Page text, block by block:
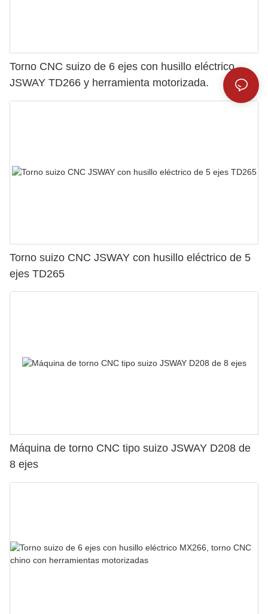
Torno CNC suizo de 6 ejes con husillo eléctrico
JSWAY TD266 y herramienta motorizada.
Torno suizo CNC JSWAY con husillo eléctrico de 5
ejes TD265
Máquina de torno CNC tipo suizo JSWAY D208 de
8 ejes